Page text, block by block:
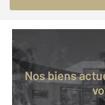
Nos biens actuels ne correspondent pas à